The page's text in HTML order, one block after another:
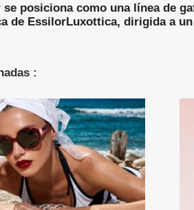
se posiciona como una línea de
de EssilorLuxottica, dirigida a
: